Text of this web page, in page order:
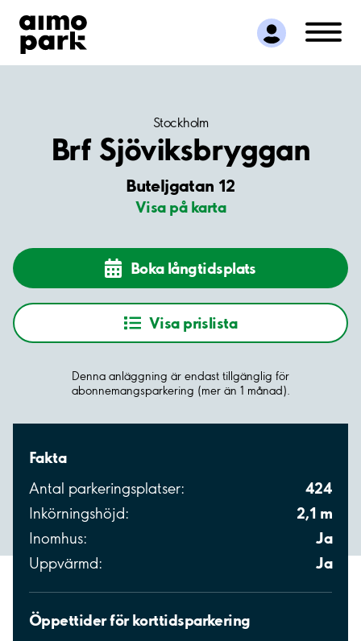
Hitta parkering
Samarbete
Kundservice
Stockholm
Brf Sjöviksbryggan
Buteljgatan 12
Visa på karta
Boka långtidsplats
Visa prislista
Denna anläggning är endast tillgänglig för
abonnemangsparkering (mer än 1 månad).
Fakta
Antal parkeringsplatser: 424
Inkörningshöjd: 2,1 m
Inomhus: Ja
Uppvärmd: Ja
Öppettider för korttidsparkering